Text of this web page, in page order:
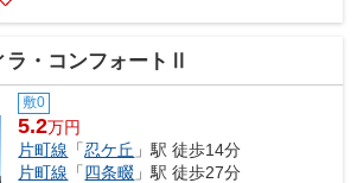
ラ・コンフォートⅡ
敷0
5.2万円
片町線 「忍ケ丘 」駅 徒歩14分
片町線 「四条畷 」駅 徒歩27分